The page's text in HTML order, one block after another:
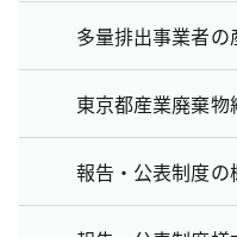
多量排出事業者
東京都産業廃棄
報告・公表制度の